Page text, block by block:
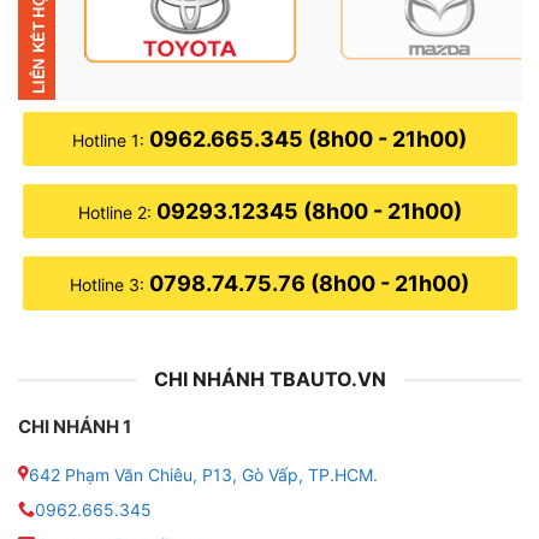
● Hệ thống tản nhiệt: Quạt tản nhiệt
● Tích hợp: Camera 360
Tính năng nổi bật của màn hình Zestech Z18 360
Hotline 1: 0962.665.345 (8h00 - 21h00)
Hotline 2: 09293.12345 (8h00 - 21h00)
Hotline 3: 0798.74.75.76 (8h00 - 21h00)
CHI NHÁNH TBAUTO.VN
CHI NHÁNH 1
642 Phạm Văn Chiêu, P13, Gò Vấp, TP.HCM.
0962.665.345